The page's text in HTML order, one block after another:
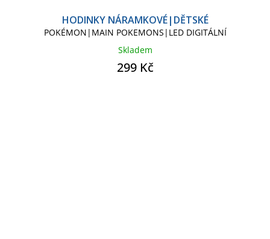
HODINKY NÁRAMKOVÉ|DĚTSKÉ
POKÉMON|MAIN POKEMONS|LED DIGITÁLNÍ
Skladem
299 Kč